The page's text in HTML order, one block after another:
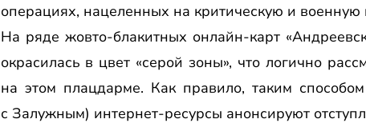
операциях, нацеленных на критическую и военную
На ряде жовто-блакитных онлайн-карт
окрасилась в цвет «серой зоны», что логично
на этом плацдарме. Как правило, таким
с Залужным) интернет-ресурсы анонсируют